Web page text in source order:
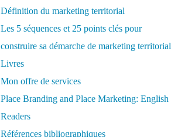
Définition du marketing territorial
Les 5 séquences et 25 points clés pour
construire sa démarche de marketing territorial
Livres
Mon offre de services
Place Branding and Place Marketing: English
Readers
Références bibliographiques